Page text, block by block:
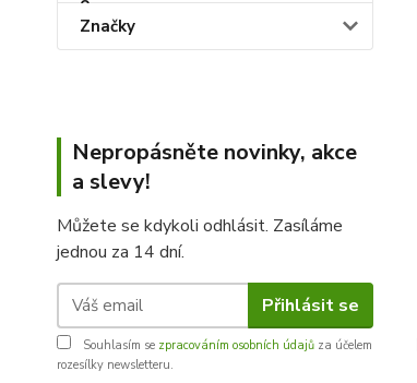
Značky
Nepropásněte novinky, akce
a slevy!
Můžete se kdykoli odhlásit. Zasíláme
jednou za 14 dní.
Přihlásit se
Souhlasím se zpracováním osobních údajů za účelem
rozesílky newsletteru.